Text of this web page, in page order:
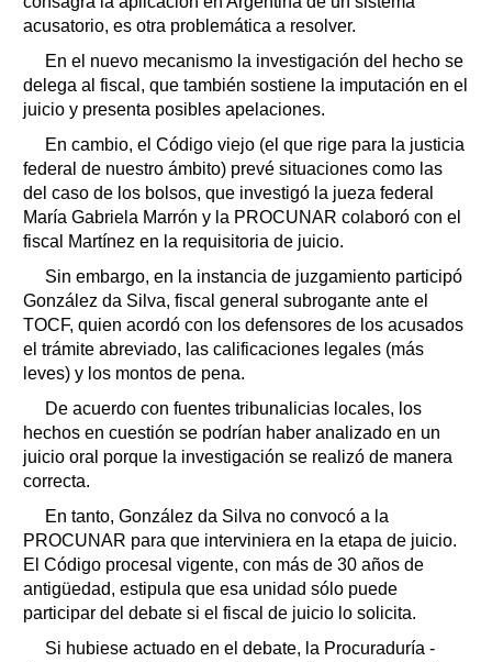
acusatorio, es otra problemática a resolver.
En el nuevo mecanismo la investigación del hecho se
delega al fiscal, que también sostiene la imputación en el
juicio y presenta posibles apelaciones.
En cambio, el Código viejo (el que rige para la justicia
federal de nuestro ámbito) prevé situaciones como las
del caso de los bolsos, que investigó la jueza federal
María Gabriela Marrón y la PROCUNAR colaboró con el
fiscal Martínez en la requisitoria de juicio.
Sin embargo, en la instancia de juzgamiento participó
González da Silva, fiscal general subrogante ante el
TOCF, quien acordó con los defensores de los acusados
el trámite abreviado, las calificaciones legales (más
leves) y los montos de pena.
De acuerdo con fuentes tribunalicias locales, los
hechos en cuestión se podrían haber analizado en un
juicio oral porque la investigación se realizó de manera
correcta.
En tanto, González da Silva no convocó a la
PROCUNAR para que interviniera en la etapa de juicio.
El Código procesal vigente, con más de 30 años de
antigüedad, estipula que esa unidad sólo puede
participar del debate si el fiscal de juicio lo solicita.
Si hubiese actuado en el debate, la Procuraduría -